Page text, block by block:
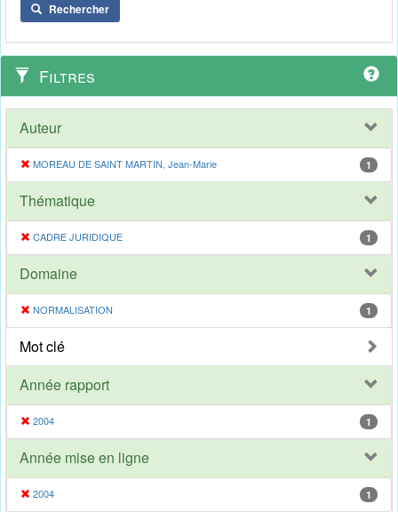
Rechercher
Filtres
Auteur
MOREAU DE SAINT MARTIN, Jean-Marie 1
Thématique
CADRE JURIDIQUE 1
Domaine
NORMALISATION 1
Mot clé
Année rapport
2004 1
Année mise en ligne
2004 1